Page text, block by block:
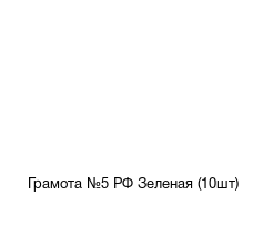
Грамота №5 РФ Зеленая (10шт)